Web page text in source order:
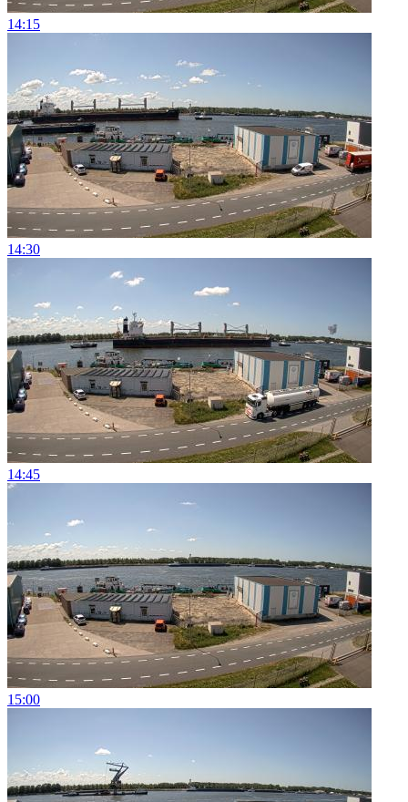
14:15
14:30
14:45
15:00